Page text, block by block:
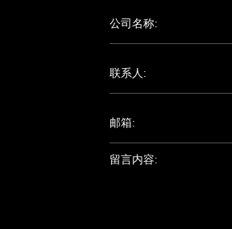
公司名称:
联系人:
邮箱:
留言内容: